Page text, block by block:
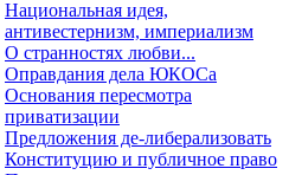
Национальная идея,
антивестернизм, империализм
О странностях любви...
Оправдания дела ЮКОСа
Основания пересмотра
приватизации
Предложения де-либерализовать
Конституцию и публичное право